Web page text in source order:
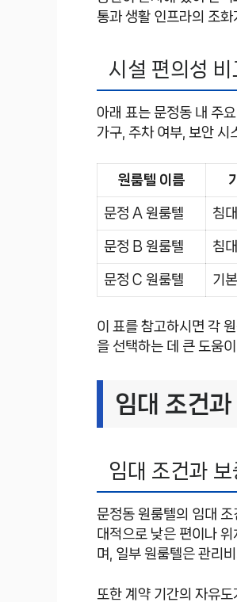
통과 생활 인프라의 조
시설 편의성 비
아래 표는 문정동 내 주
가구, 주차 여부, 보안 시
원룸텔 이름
문정 A 원룸텔 침
문정 B 원룸텔 침
문정 C 원룸텔 기
이 표를 참고하시면 각
을 선택하는 데 큰 도움
임대 조건
임대 조건과 보
문정동 원룸텔의 임대
대적으로 낮은 편이나
며, 일부 원룸텔은 관리
또한 계약 기간의 자유